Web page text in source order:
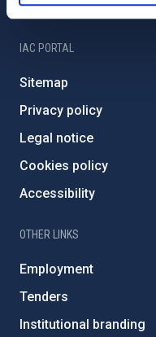
IAC Friends
IAC PORTAL
Sitemap
Privacy policy
Legal notice
Cookies policy
Accessibility
OTHER LINKS
Employment
Tenders
Institutional branding